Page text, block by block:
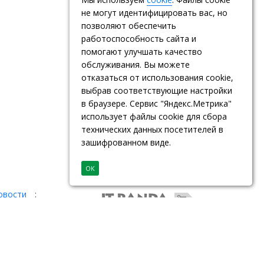
не могут идентифицировать вас, но
позволяют обеспечить
работоспособность сайта и
помогают улучшать качество
обслуживания. Вы можете
отказаться от использования cookie,
выбрав соответствующие настройки
в браузере. Сервис "Яндекс.Метрика"
использует файлы cookie для сбора
технических данных посетителей в
зашифрованном виде.
ОК